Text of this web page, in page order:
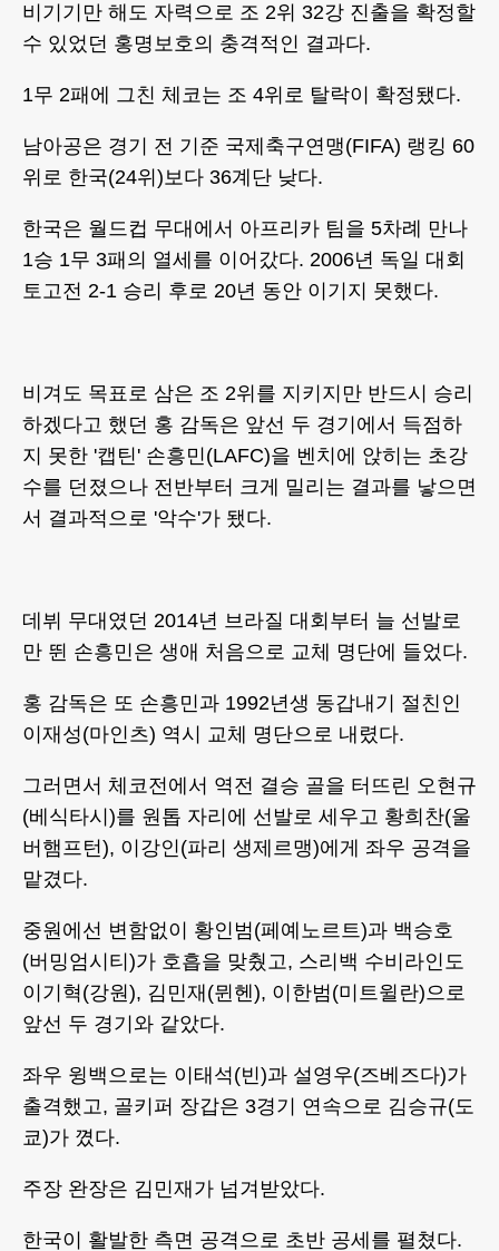
비기기만 해도 자력으로 조 2위 32강 진출을 확정할
수 있었던 홍명보호의 충격적인 결과다.
1무 2패에 그친 체코는 조 4위로 탈락이 확정됐다.
남아공은 경기 전 기준 국제축구연맹(FIFA) 랭킹 60
위로 한국(24위)보다 36계단 낮다.
한국은 월드컵 무대에서 아프리카 팀을 5차례 만나
1승 1무 3패의 열세를 이어갔다. 2006년 독일 대회
토고전 2-1 승리 후로 20년 동안 이기지 못했다.
비겨도 목표로 삼은 조 2위를 지키지만 반드시 승리
하겠다고 했던 홍 감독은 앞선 두 경기에서 득점하
지 못한 '캡틴' 손흥민(LAFC)을 벤치에 앉히는 초강
수를 던졌으나 전반부터 크게 밀리는 결과를 낳으면
서 결과적으로 '악수'가 됐다.
데뷔 무대였던 2014년 브라질 대회부터 늘 선발로
만 뛴 손흥민은 생애 처음으로 교체 명단에 들었다.
홍 감독은 또 손흥민과 1992년생 동갑내기 절친인
이재성(마인츠) 역시 교체 명단으로 내렸다.
그러면서 체코전에서 역전 결승 골을 터뜨린 오현규
(베식타시)를 원톱 자리에 선발로 세우고 황희찬(울
버햄프턴), 이강인(파리 생제르맹)에게 좌우 공격을
맡겼다.
중원에선 변함없이 황인범(페예노르트)과 백승호
(버밍엄시티)가 호흡을 맞췄고, 스리백 수비라인도
이기혁(강원), 김민재(뮌헨), 이한범(미트윌란)으로
앞선 두 경기와 같았다.
좌우 윙백으로는 이태석(빈)과 설영우(즈베즈다)가
출격했고, 골키퍼 장갑은 3경기 연속으로 김승규(도
쿄)가 꼈다.
주장 완장은 김민재가 넘겨받았다.
한국이 활발한 측면 공격으로 초반 공세를 펼쳤다.